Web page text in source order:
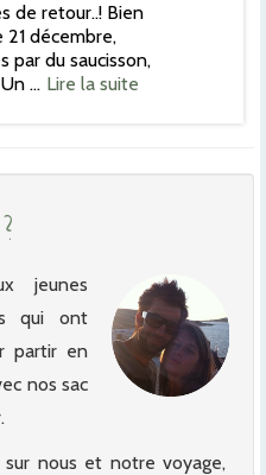
de retour..! Bien
décembre,
par du saucisson,
… Lire la suite
jeunes
qui ont
partir en
nos sac
nous et notre voyage,